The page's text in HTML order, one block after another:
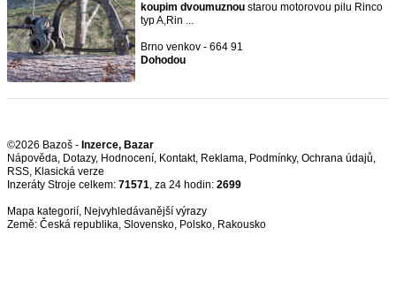
koupim dvoumuznou starou motorovou pilu Rinco
typ A,Rin ...
Brno venkov - 664 91
Dohodou
©2026 Bazoš - Inzerce, Bazar
Nápověda, Dotazy, Hodnocení, Kontakt, Reklama, Podmínky, Ochrana údajů,
RSS,
Inzeráty Stroje celkem: 71571, za 24 hodin: 2699
Mapa kategorií, Nejvyhledávanější výrazy
Země: Česká republika, Slovensko, Polsko, Rakousko